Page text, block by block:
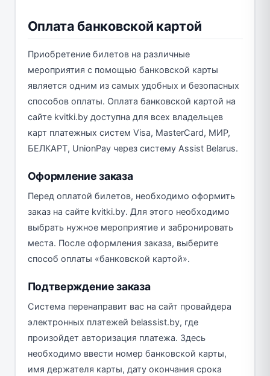
Оплата банковской картой
Приобретение билетов на различные
мероприятия с помощью банковской карты
является одним из самых удобных и безопасных
способов оплаты. Оплата банковской картой на
сайте kvitki.by доступна для всех владельцев
карт платежных систем Visa, MasterCard, МИР,
БЕЛКАРТ, UnionPay через систему Assist Belarus.
Оформление заказа
Перед оплатой билетов, необходимо оформить
заказ на сайте kvitki.by. Для этого необходимо
выбрать нужное мероприятие и забронировать
места. После оформления заказа, выберите
способ оплаты «банковской картой».
Подтверждение заказа
Система перенаправит вас на сайт провайдера
электронных платежей belassist.by, где
произойдет авторизация платежа. Здесь
необходимо ввести номер банковской карты,
имя держателя карты, дату окончания срока